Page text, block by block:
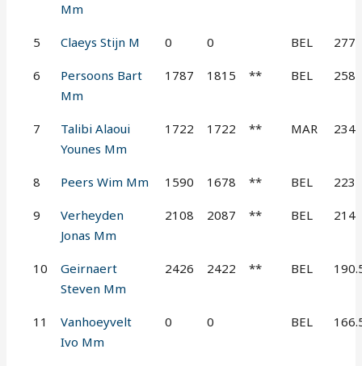
Mm
5 Claeys Stijn M 0 0 BEL 277
6
Persoons Bart
Mm
1787 1815 ** BEL 258
7
Talibi Alaoui
Younes Mm
1722 1722 ** MAR 234
8 Peers Wim Mm 1590 1678 ** BEL 223
9
Verheyden
Jonas Mm
2108 2087 ** BEL 214
10
Geirnaert
Steven Mm
2426 2422 ** BEL
11
Vanhoeyvelt
Ivo Mm
0 0 BEL